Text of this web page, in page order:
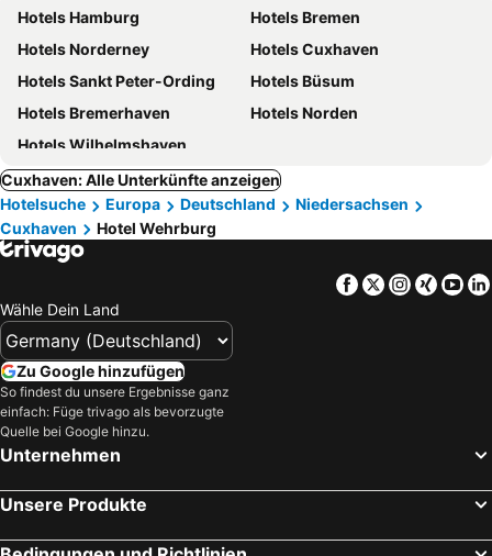
Hotels Hamburg
Hotels Bremen
Hotels Norderney
Hotels Cuxhaven
Hotels Sankt Peter-Ording
Hotels Büsum
Hotels Bremerhaven
Hotels Norden
Hotels Wilhelmshaven
Cuxhaven: Alle Unterkünfte anzeigen
Hotelsuche
Europa Deutschland
Niedersachsen
Cuxhaven
Hotel Wehrburg
Facebook
TwitterXing
Wähle Dein Land
Zu Google hinzufügen
So findest du unsere Ergebnisse ganz
einfach: Füge trivago als bevorzugte
Quelle bei Google hinzu.
Unternehmen
Unsere Produkte